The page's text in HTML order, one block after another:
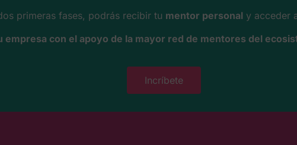
primeras fases, podrás recibir tu mentor personal y acceder
empresa con el apoyo de la mayor red de mentores del
Incríbete